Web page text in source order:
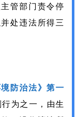
管部门责令停
处违法所得三
防治法》第一
为之一，由生